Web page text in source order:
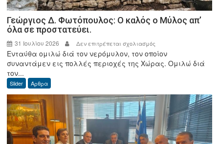
Γεώργιος Δ. Φωτόπουλος: Ο καλός ο Μύλος απ’
όλα σε προστατεύει.
31 Ιουλίου 2026 Δεν επιτρέπεται σχολιασμός
Γεώργιος
Δ.
καλός
Μύλος
απ’
όλα
Ενταύθα ομιλώ διά τον νερόμυλον, τον οποίον
συναντάμεν εις πολλές περιοχές της Χώρας. Ομιλώ διά
τον...
Slider Άρθρα